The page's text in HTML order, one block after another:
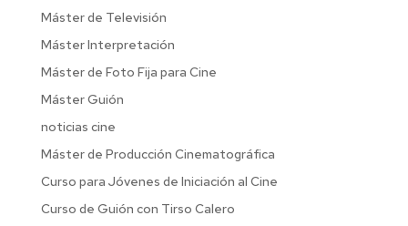
Máster de Televisión
Máster Interpretación
Máster de Foto Fija para Cine
Máster Guión
noticias cine
Máster de Producción Cinematográfica
Curso para Jóvenes de Iniciación al Cine
Curso de Guión con Tirso Calero